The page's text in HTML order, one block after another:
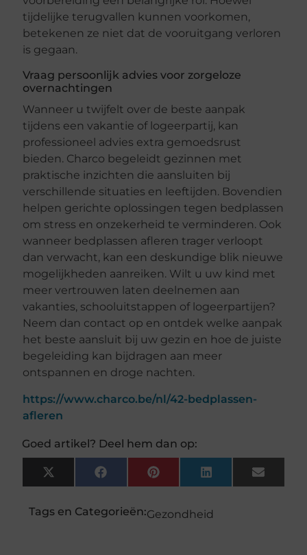
tijdelijke terugvallen kunnen voorkomen,
betekenen ze niet dat de vooruitgang verloren
is gegaan.
Vraag persoonlijk advies voor zorgeloze
overnachtingen
Wanneer u twijfelt over de beste aanpak
tijdens een vakantie of logeerpartij, kan
professioneel advies extra gemoedsrust
bieden. Charco begeleidt gezinnen met
praktische inzichten die aansluiten bij
verschillende situaties en leeftijden. Bovendien
helpen gerichte oplossingen tegen bedplassen
om stress en onzekerheid te verminderen. Ook
wanneer bedplassen afleren trager verloopt
dan verwacht, kan een deskundige blik nieuwe
mogelijkheden aanreiken. Wilt u uw kind met
meer vertrouwen laten deelnemen aan
vakanties, schooluitstappen of logeerpartijen?
Neem dan contact op en ontdek welke aanpak
het beste aansluit bij uw gezin en hoe de juiste
begeleiding kan bijdragen aan meer
ontspannen en droge nachten.
https://www.charco.be/nl/42-bedplassen-
afleren
Goed artikel? Deel hem dan op:
X
(Twitter)
FacebookPinterestLinkedInEmail
Tags en Categorieën:Gezondheid